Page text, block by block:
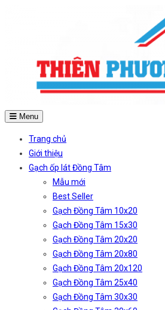
Menu
Trang chủ
Giới thiệu
Gạch ốp lát Đồng Tâm
Mẫu mới
Best Seller
Gạch Đồng Tâm 10x20
Gạch Đồng Tâm 15x30
Gạch Đồng Tâm 20x20
Gạch Đồng Tâm 20x80
Gạch Đồng Tâm 20x120
Gạch Đồng Tâm 25x40
Gạch Đồng Tâm 30x30